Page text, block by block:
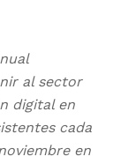
al sector
digital en
cada
en